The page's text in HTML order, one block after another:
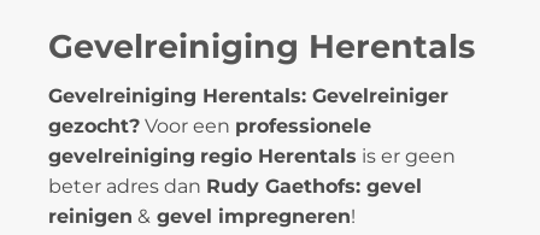
Gevelreiniging Herentals
Gevelreiniging Herentals: Gevelreiniger
gezocht? Voor een professionele
gevelreiniging regio Herentals is er geen
beter adres dan Rudy Gaethofs: gevel
reinigen & gevel impregneren!